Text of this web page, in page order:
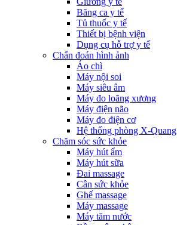
Băng ca y tế
Tủ thuốc y tế
Thiết bị bệnh viện
Dụng cụ hỗ trợ y tế
Chẩn đoán hình ảnh
Áo chì
Máy nội soi
Máy siêu âm
Máy đo loãng xương
Máy điện não
Máy đo điện cơ
Hệ thống phòng X-Quang
Chăm sóc sức khỏe
Máy hút ẩm
Máy hút sữa
Đai massage
Cân sức khỏe
Ghế massage
Máy massage
Máy tăm nước